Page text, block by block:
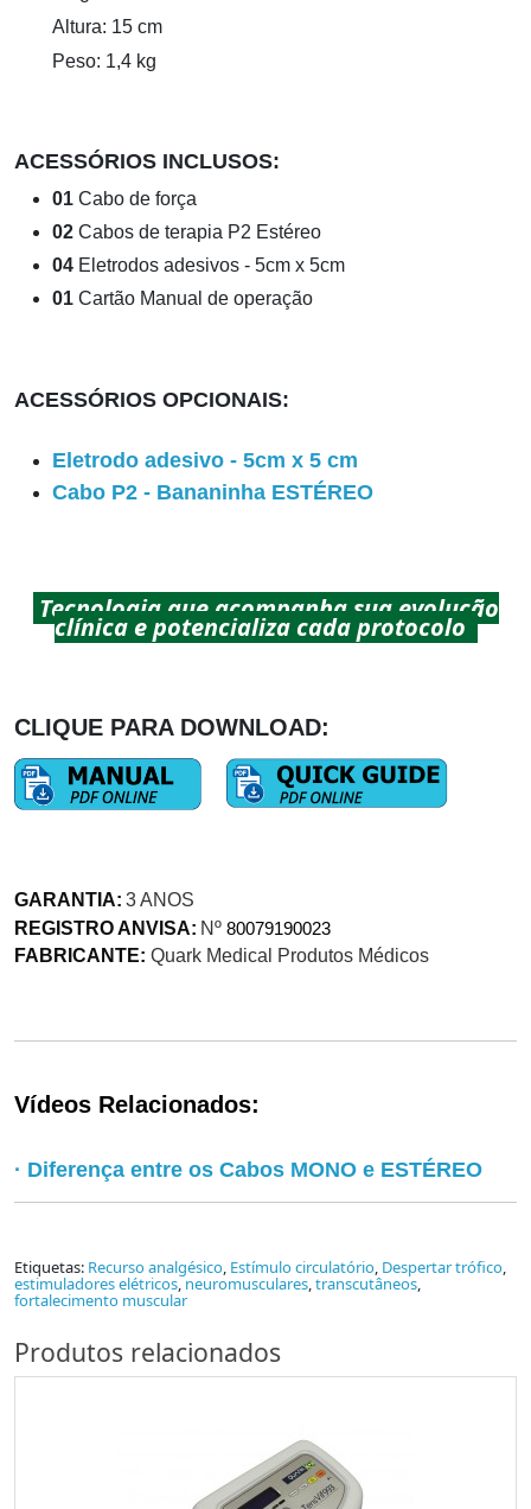
Altura: 15 cm
Peso: 1,4 kg
ACESSÓRIOS INCLUSOS:
01 Cabo de força
02 Cabos de terapia P2 Estéreo
04 Eletrodos adesivos - 5cm x 5cm
01 Cartão Manual de operação
ACESSÓRIOS OPCIONAIS:
Eletrodo adesivo - 5cm x 5 cm
Cabo P2 - Bananinha ESTÉREO
Tecnologia que acompanha sua evolução
clínica e potencializa cada protocolo
CLIQUE PARA DOWNLOAD:
GARANTIA: 3 ANOS
REGISTRO ANVISA: Nº 80079190023
FABRICANTE: Quark Medical Produtos Médicos
Vídeos Relacionados:
· Diferença entre os Cabos MONO e ESTÉREO
Etiquetas: Recurso analgésico, Estímulo circulatório, Despertar trófico,
estimuladores elétricos, neuromusculares,transcutâneos,
fortalecimento muscular
Produtos relacionados